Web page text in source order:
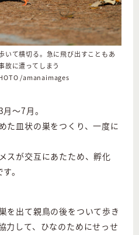
いて横切る。急に飛び出すこともあ
故に遭ってしまう
/amanaimages
～7月。
た皿状の巣をつくり、一度に
スが交互にあたため、孵化
。
を出て親鳥の後をついて歩き
力して、ひなのためにせっせ